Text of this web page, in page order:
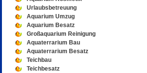
Urlaubsbetreuung
Aquarium Umzug
Aquarium Besatz
Großaquarium Reinigung
Aquaterrarium Bau
Aquaterrarium Besatz
Teichbau
Teichbesatz